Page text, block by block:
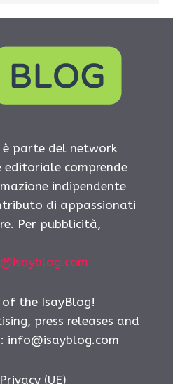
è parte del network
editoriale comprende
indipendente
di appassionati
Per pubblicità,
the IsayBlog!
press releases and
info@isayblog.com
(UE)